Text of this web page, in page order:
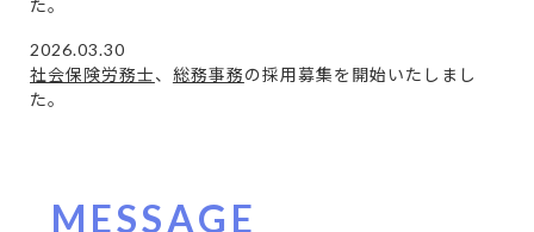
た。
2026.03.30
社会保険労務士、 総務事務の採用募集を開始いたしまし
た。
社会保険労務士の採用募集を開始いたしました。
MESSAGE